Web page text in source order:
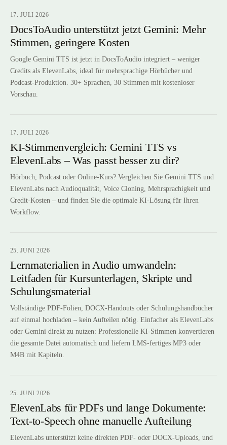
17. JULI 2026
DocsToAudio unterstützt jetzt Gemini: Mehr
Stimmen, geringere Kosten
Google Gemini TTS ist jetzt in DocsToAudio integriert – weniger
Credits als ElevenLabs, ideal für mehrsprachige Hörbücher und
Podcast-Produktion. 30+ Sprachen, 30 Stimmen mit kostenloser
Vorschau.
17. JULI 2026
KI-Stimmenvergleich: Gemini TTS vs
ElevenLabs – Was passt besser zu dir?
Hörbuch, Podcast oder Online-Kurs? Vergleichen Sie Gemini TTS und
ElevenLabs nach Audioqualität, Voice Cloning, Mehrsprachigkeit und
Credit-Kosten – und finden Sie die optimale KI-Lösung für Ihren
Workflow.
25. JUNI 2026
Lernmaterialien in Audio umwandeln:
Leitfaden für Kursunterlagen, Skripte und
Schulungsmaterial
Vollständige PDF-Folien, DOCX-Handouts oder Schulungshandbücher
auf einmal hochladen – kein Aufteilen nötig. Einfacher als ElevenLabs
oder Gemini direkt zu nutzen: Professionelle KI-Stimmen konvertieren
die gesamte Datei automatisch und liefern LMS-fertiges MP3 oder
M4B mit Kapiteln.
25. JUNI 2026
ElevenLabs für PDFs und lange Dokumente:
Text-to-Speech ohne manuelle Aufteilung
ElevenLabs unterstützt keine direkten PDF- oder DOCX-Uploads, und